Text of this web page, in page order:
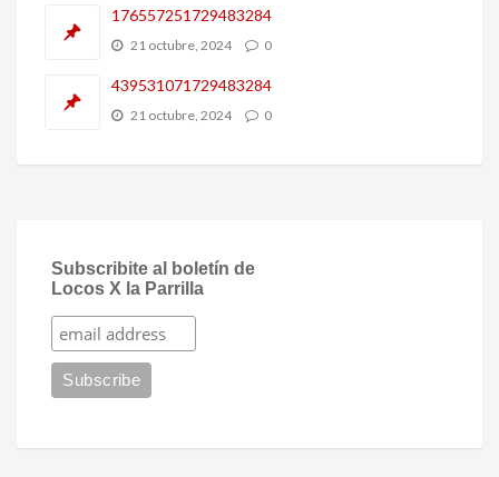
176557251729483284
21 octubre, 2024 0
439531071729483284
21 octubre, 2024 0
Subscribite al boletín de
Locos X la Parrilla